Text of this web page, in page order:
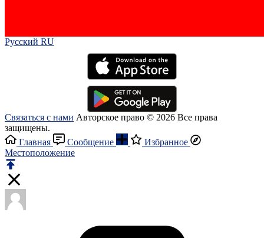
Русский RU‎
Связаться с нами Авторское право © 2026 Все права
защищены.
Главная
Сообщение
Избранное
Местоположение